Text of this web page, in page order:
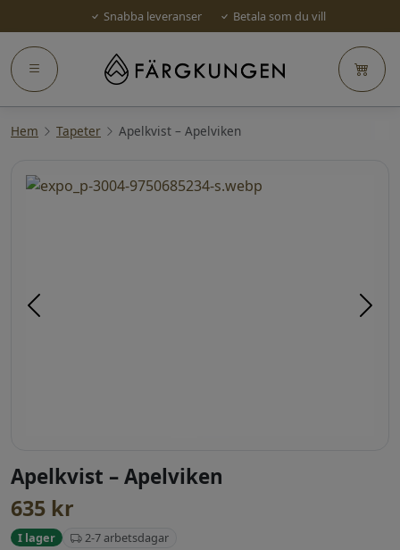
Snabba leveranser Betala som du vill
Hem Tapeter Apelkvist – Apelviken
Föregående
Apelkvist – Apelviken
635 kr
I lager 2-7 arbetsdagar